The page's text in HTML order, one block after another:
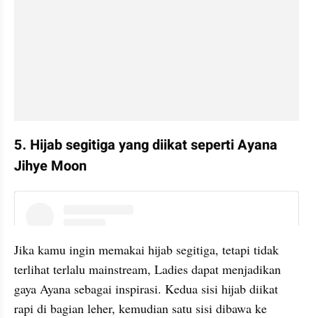
5. Hijab segitiga yang diikat seperti Ayana
Jihye Moon
Jika kamu ingin memakai hijab segitiga, tetapi tidak
terlihat terlalu mainstream, Ladies dapat menjadikan
gaya Ayana sebagai inspirasi. Kedua sisi hijab diikat
rapi di bagian leher, kemudian satu sisi dibawa ke